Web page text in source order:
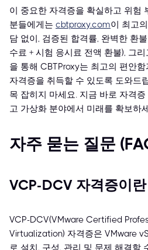
이 중요한 자격증을 확실하고 위험
분들에게는 cbtproxy.com이 최고
담 없이, 검증된 합격률, 완벽한 환
수료 + 시험 응시료 전액 환불), 그
을 통해 CBTProxy는 최고의 편안
자격증을 취득할 수 있도록 도와드
목 잡히지 마세요. 지금 바로 자격
고 가상화 분야에서 미래를 확보하
자주 묻는 질문
VCP-DCV 자격증이
VCP-DCV(VMware Certified
Virtualization) 자격증은 VMware
로 설치, 구성, 관리 및 문제 해결할